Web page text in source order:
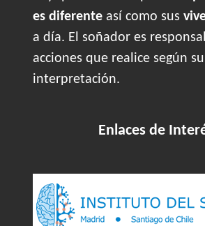
es diferente así como sus
a día. El soñador es
acciones que realice según
interpretación.
Enlaces de